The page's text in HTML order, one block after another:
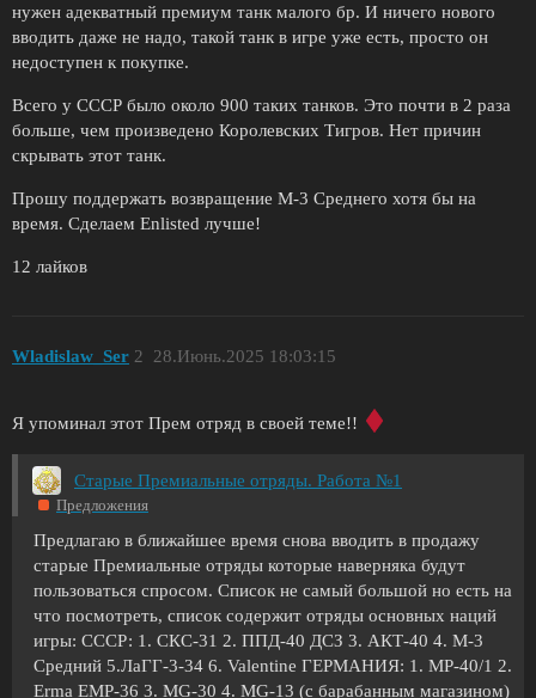
нужен адекватный премиум танк малого бр. И ничего нового
вводить даже не надо, такой танк в игре уже есть, просто он
недоступен к покупке.
Всего у СССР было около 900 таких танков. Это почти в 2 раза
больше, чем произведено Королевских Тигров. Нет причин
скрывать этот танк.
Прошу поддержать возвращение М-3 Среднего хотя бы на
время. Сделаем Enlisted лучше!
12 лайков
Wladislaw_Ser 28.Июнь.2025 18:03:15
2
Я упоминал этот Прем отряд в своей теме!!
Старые Премиальные отряды. Работа №1
Предложения
Предлагаю в ближайшее время снова вводить в продажу
старые Премиальные отряды которые наверняка будут
пользоваться спросом. Список не самый большой но есть на
что посмотреть, список содержит отряды основных наций
игры: СССР: 1. СКС-31 2. ППД-40 ДСЗ 3. АКТ-40 4. М-3
Средний 5.ЛаГГ-3-34 6. Valentine ГЕРМАНИЯ: 1. MP-40/1 2.
Erma EMP-36 3. MG-30 4. MG-13 (с барабанным магазином)